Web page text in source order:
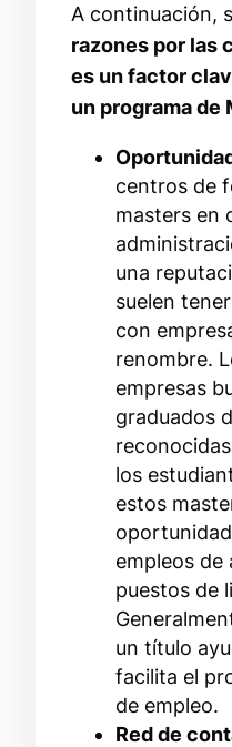
A continuación,
razones por las
es un factor
un programa de
centros de
masters en
una
suelen
con
renombre.
empresas
graduados
los
estos
empleos de
puestos de
un título
facilita el
de empleo.
Red de